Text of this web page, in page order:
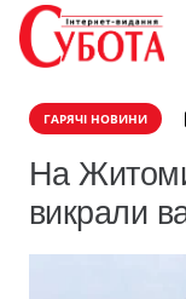
ГАРЯЧІ НОВИНИ
На
викрали